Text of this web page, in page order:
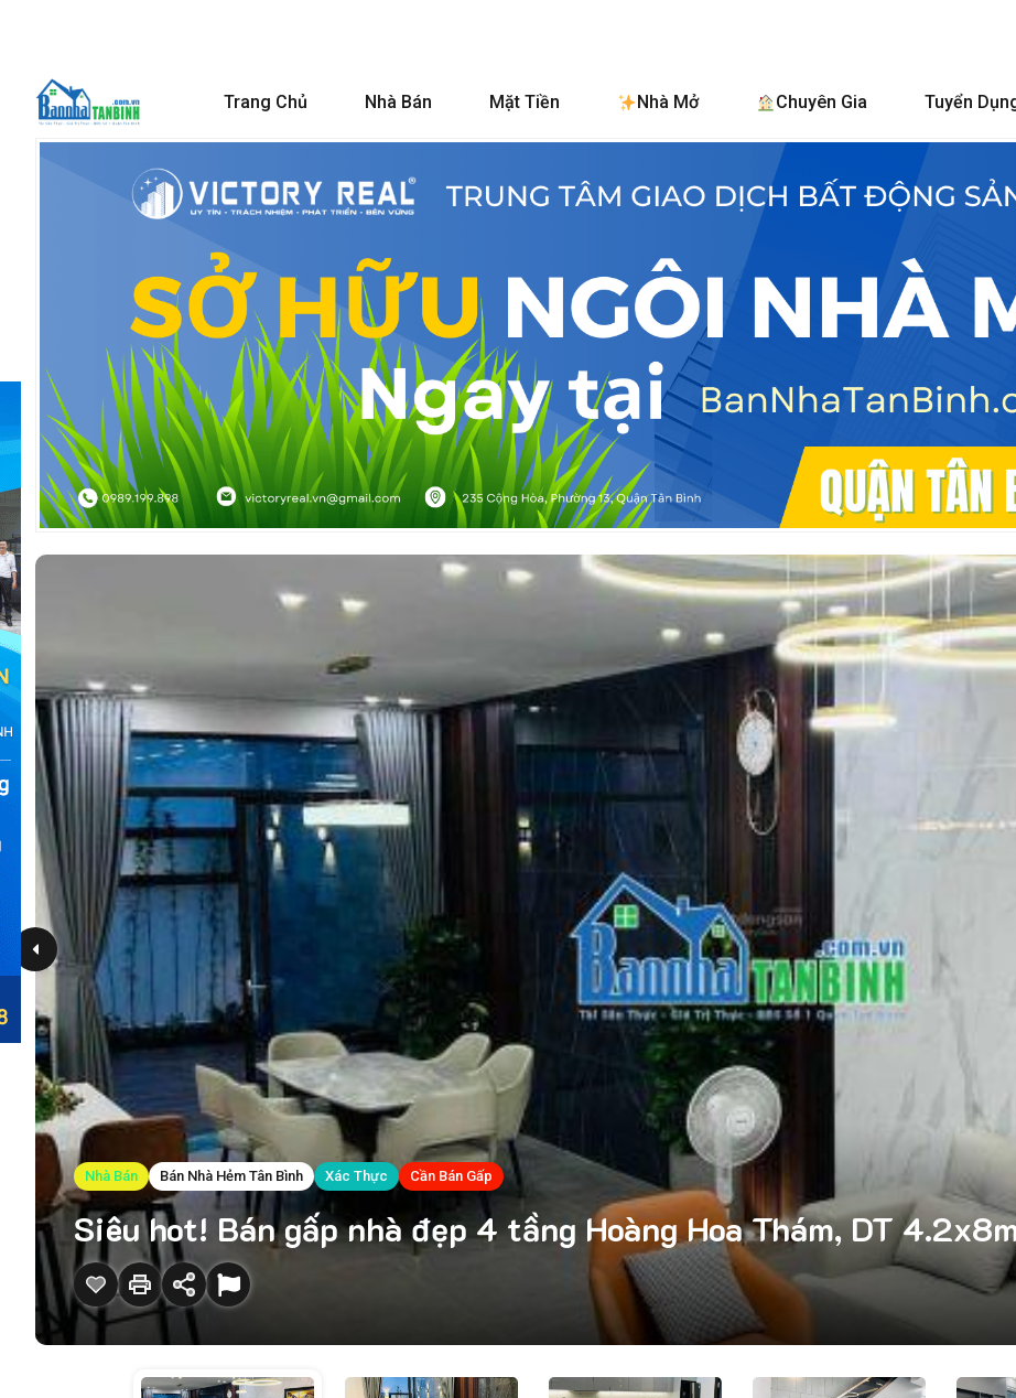
Trang Chủ Nhà Bán Mặt Tiền Nhà Mở Chuyên Gia Tuyển
Nhà Bán Bán Nhà Hẻm Tân Bình Xác Thực Cần Bán Gấp
Siêu hot! Bán gấp nhà đẹp 4 tầng Hoàng Hoa Thám, DT